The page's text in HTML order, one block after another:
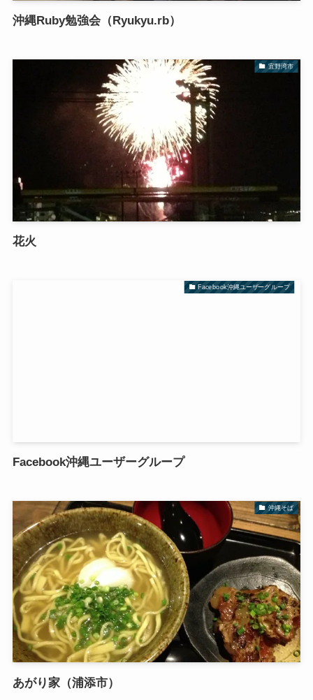
沖縄Ruby勉強会（Ryukyu.rb）
宜野湾市
花火
Facebook沖縄ユーザーグループ
Facebook沖縄ユーザーグループ
沖縄そば
あがり家（浦添市）